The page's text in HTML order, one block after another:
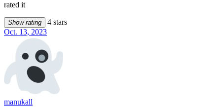
rated it
Show rating
4 stars
Oct. 13, 2023
manukall